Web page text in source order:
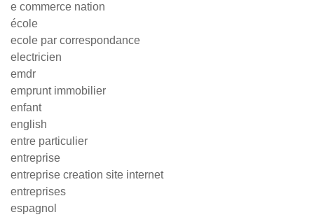
e commerce nation
école
ecole par correspondance
electricien
emdr
emprunt immobilier
enfant
english
entre particulier
entreprise
entreprise creation site internet
entreprises
espagnol